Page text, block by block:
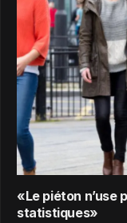
«Le piéton n’use
statistiques»